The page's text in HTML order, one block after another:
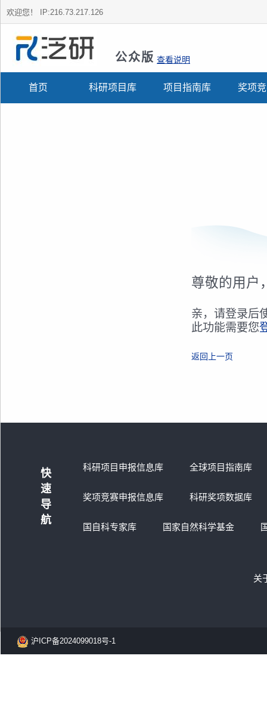
欢迎您！ IP:216.73.217.126
公众版 查看说明
首页 科研项目库 项目指南库 奖项
尊敬的用户
亲，请登录后
此功能需要您
返回上一页
快
速
导
航
科研项目申报信息库 全球项目指南库
奖项竞赛申报信息库 科研奖项数据库
国自科专家库 国家自然科学基金
关
沪ICP备2024099018号-1